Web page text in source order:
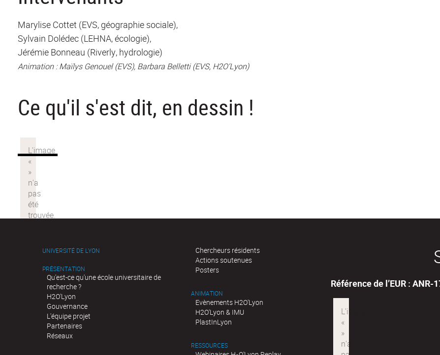
Marylise Cottet (EVS, géographie sociale),
Sylvain Dolédec (LEHNA, écologie),
Jérémie Bonneau (Riverly, hydrologie)
Animation : Maïlys Genouel (EVS), Barbara Belletti (EVS, H2O’Lyon)
Ce qu'il s'est dit, en dessin !
UNIVERSITÉ DE LYON
PRÉSENTATION
Qu'est-ce qu'une école universitaire de
recherche ?
H2O'Lyon
Gouvernance
L'équipe projet
Partenaires
Réseaux
Chercheurs résidents
Actions soutenues
Posters
ANIMATION
Evènements H2O'Lyon
H2O'Lyon & IMU
PlastInLyon
RESSOURCES
Référence de l’EUR : ANR-